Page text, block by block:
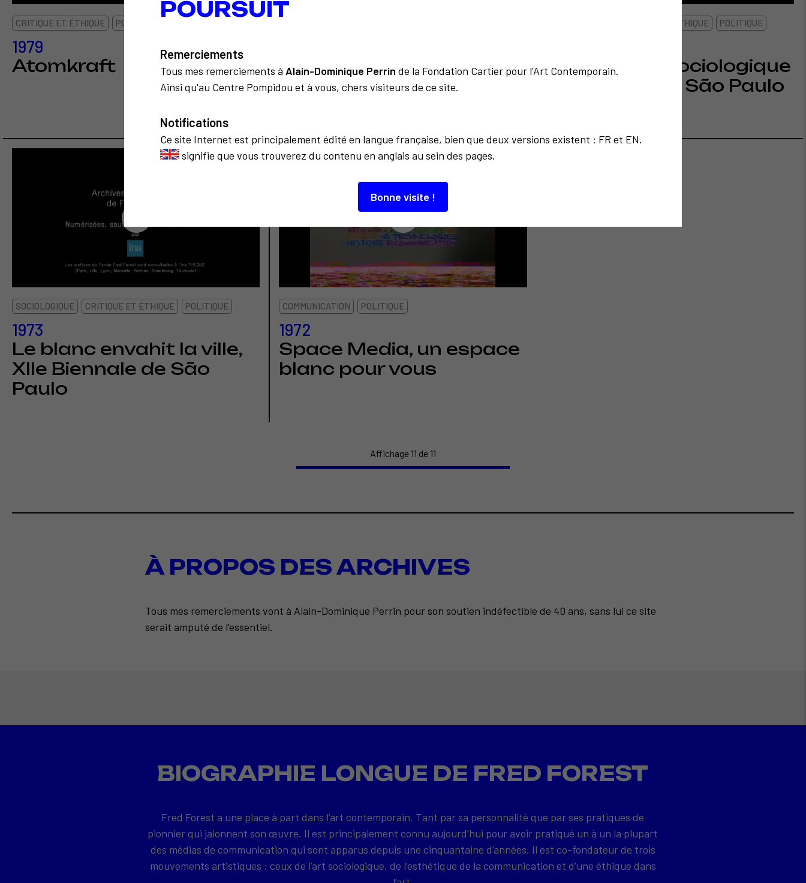
POURSUIT
Remerciements
Tous mes remerciements à Alain-Dominique Perrin de la Fondation Cartier pour l'Art Contemporain.
Ainsi qu'au Centre Pompidou et à vous, chers visiteurs de ce site.
Notifications
Ce site Internet est principalement édité en langue française, bien que deux versions existent : FR et EN.
signifie que vous trouverez du contenu en anglais au sein des pages.
Bonne visite !
CRITIQUE ET ÉTHIQUE POLITIQUE
1979
Atomkraft
CRITIQUE ET ÉTHIQUE POLITIQUE
Promenade sociologique
de Brooklyn à São Paulo
SOCIOLOGIQUE CRITIQUE ET ÉTHIQUE POLITIQUE
1973
Le blanc envahit la ville,
XIIe Biennale de São
Paulo
COMMUNICATION POLITIQUE
1972
Space Media, un espace
blanc pour vous
Affichage 11 de 11
À PROPOS DES ARCHIVES
Tous mes remerciements vont à Alain-Dominique Perrin pour son soutien indéfectible de 40 ans, sans lui ce site
serait amputé de l’essentiel.
BIOGRAPHIE LONGUE DE FRED FOREST
Fred Forest a une place à part dans l’art contemporain. Tant par sa personnalité que par ses pratiques de
pionnier qui jalonnent son œuvre. Il est principalement connu aujourd’hui pour avoir pratiqué un à un la plupart
des médias de communication qui sont apparus depuis une cinquantaine d’années. Il est co-fondateur de trois
mouvements artistiques : ceux de l’art sociologique, de l’esthétique de la communication et d’une éthique dans